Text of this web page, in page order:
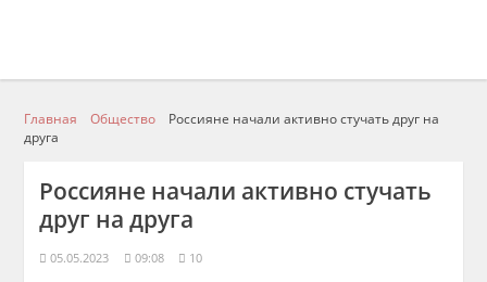
Главная Общество
Россияне начали активно стучать друг на
друга
Россияне начали активно стучать
друг на друга
05.05.2023 09:08 10